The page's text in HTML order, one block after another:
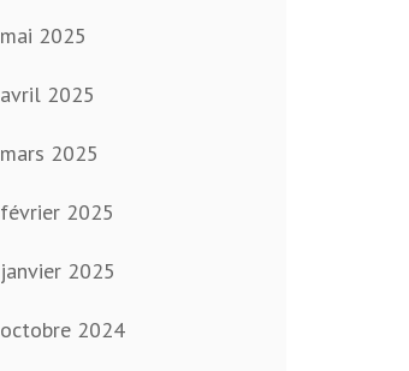
mai 2025
avril 2025
mars 2025
février 2025
janvier 2025
octobre 2024